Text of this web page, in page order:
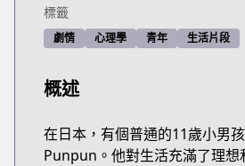
標籤
劇情 心理學 青年 生活片段
概述
在日本，有個普通的11歲小男
Punpun。他對生活充滿了理想